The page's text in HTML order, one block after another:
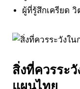
ผู้ที่รู้สึกเครียด
สิ่งที่ควรระ
แผนไทย